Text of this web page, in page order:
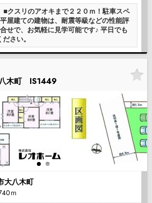
■クスリのアオキまで２２０ｍ！駐車スペ
屋建ての建物は、耐震等級などの性能評
せで、お気軽に見学可能です♪ 平日でも
さい。
木町 IS1449
大八木町
ｍ